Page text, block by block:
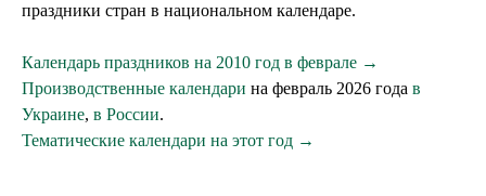
праздники стран в национальном календаре.
Календарь праздников на 2010 год в феврале →
Производственные календари на февраль 2026 года в
Украине, в России.
Тематические календари на этот год →